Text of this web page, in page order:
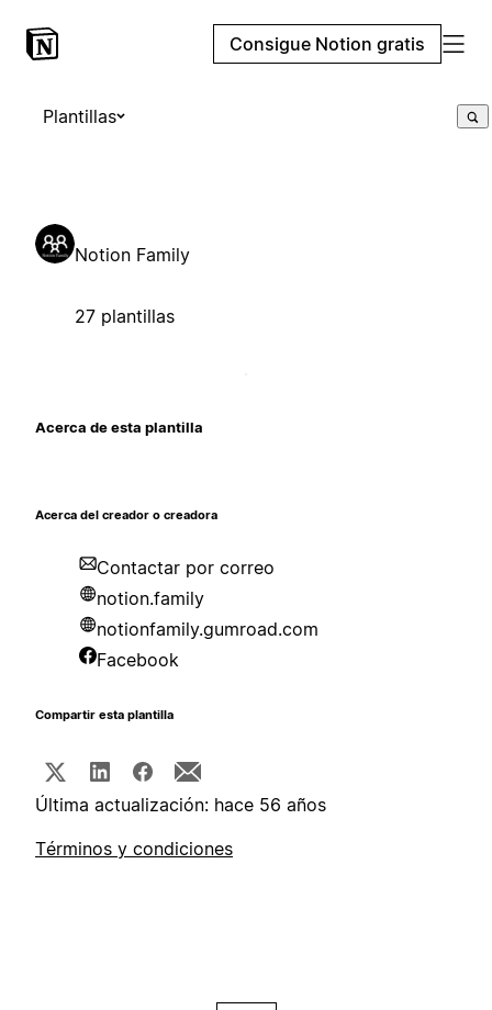
Consigue Notion gratis
Plantillas
Notion Family
27 plantillas
Acerca de esta plantilla
Acerca del creador o creadora
Contactar por correo
notion.family
notionfamily.gumroad.com
Facebook
Compartir esta plantilla
Última actualización: hace 56 años
Términos y condiciones